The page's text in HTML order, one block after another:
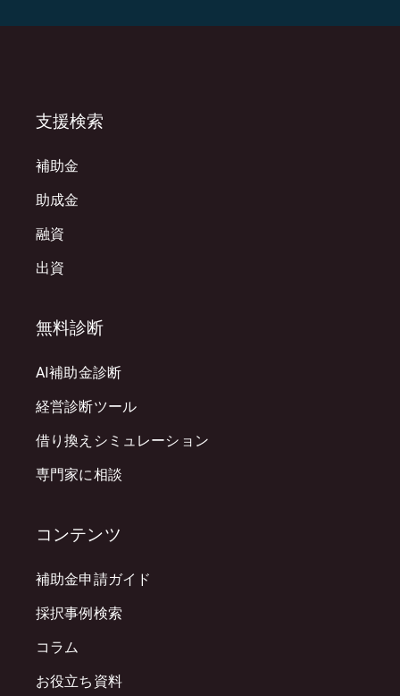
支援検索
補助金
助成金
融資
出資
無料診断
AI補助金診断
経営診断ツール
借り換えシミュレーション
専門家に相談
コンテンツ
補助金申請ガイド
採択事例検索
コラム
お役立ち資料